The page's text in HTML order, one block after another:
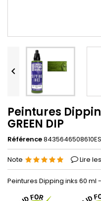

Peintures
GREEN DIP
Référence8435646508610ES
Note Lire
Peintures Dipping inks 60 ml -